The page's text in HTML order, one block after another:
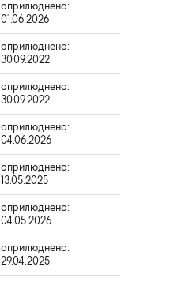
оприлюднено:
01.06.2026
оприлюднено:
30.09.2022
оприлюднено:
30.09.2022
оприлюднено:
04.06.2026
оприлюднено:
13.05.2025
оприлюднено:
04.05.2026
оприлюднено:
29.04.2025